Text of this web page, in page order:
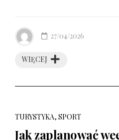
WIĘCEJ
27/04/2026
TURYSTYKA, SPORT
Jak zaplanować